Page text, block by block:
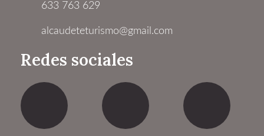
633 763 629
alcaudeteturismo@gmail.com
Redes sociales
FacebookTwitter